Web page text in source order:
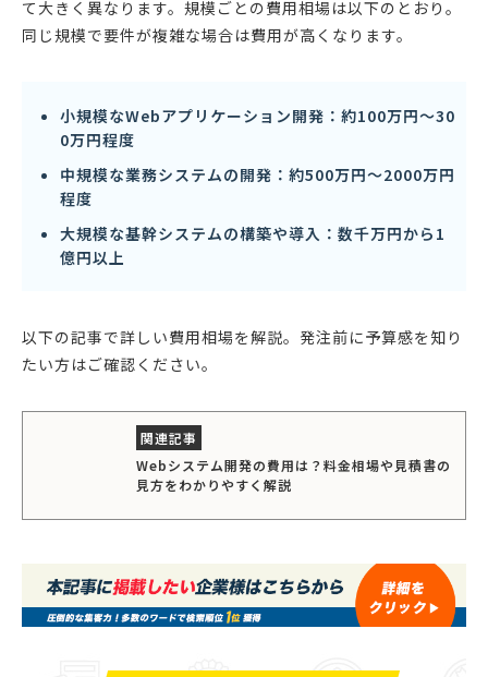
て大きく異なります。規模ごとの費用相場は以下のとおり。
同じ規模で要件が複雑な場合は費用が高くなります。
小規模なWebアプリケーション開発：約100万円〜30
0万円程度
中規模な業務システムの開発：約500万円〜2000万円
程度
大規模な基幹システムの構築や導入：数千万円から1
億円以上
以下の記事で詳しい費用相場を解説。発注前に予算感を知り
たい方はご確認ください。
Webシステム開発の費用は？料金相場や見積書の
見方をわかりやすく解説